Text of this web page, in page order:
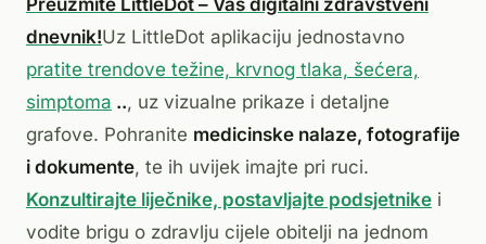
Preuzmite LittleDot – Vaš digitalni zdravstveni
dnevnik!Uz LittleDot aplikaciju jednostavno
pratite trendove težine, krvnog tlaka, šećera,
simptoma .., uz vizualne prikaze i detaljne
grafove. Pohranite medicinske nalaze, fotografije
i dokumente, te ih uvijek imajte pri ruci.
Konzultirajte liječnike, postavljajte podsjetnike i
vodite brigu o zdravlju cijele obitelji na jednom